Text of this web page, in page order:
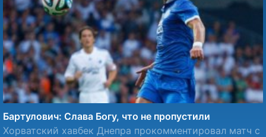
Бартулович: Слава Богу, что не пропустили
Хорватский хавбек Днепра прокомментировал матч с